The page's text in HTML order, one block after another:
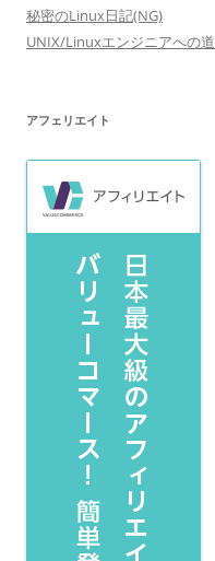
秘密のLinux日記(NG)
UNIX/Linuxエンジニアへの道
アフェリエイト